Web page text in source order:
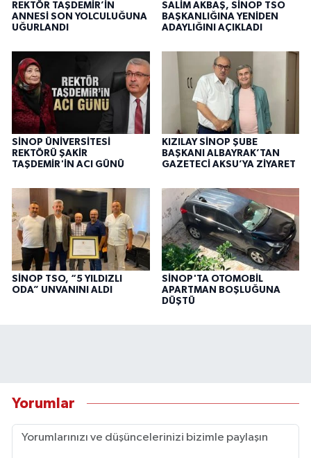
REKTÖR TAŞDEMİR’İN
ANNESİ SON YOLCULUĞUNA
UĞURLANDI
SALİM AKBAŞ, SİNOP TSO
BAŞKANLIĞINA YENİDEN
ADAYLIĞINI AÇIKLADI
SİNOP ÜNİVERSİTESİ
REKTÖRÜ ŞAKİR
TAŞDEMİR'İN ACI GÜNÜ
KIZILAY SİNOP ŞUBE
BAŞKANI ALBAYRAK’TAN
GAZETECİ AKSU’YA ZİYARET
SİNOP TSO, “5 YILDIZLI
ODA” UNVANINI ALDI
SİNOP'TA OTOMOBİL
APARTMAN BOŞLUĞUNA
DÜŞTÜ
Yorumlar